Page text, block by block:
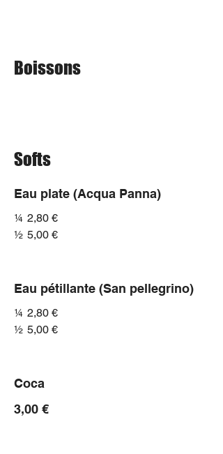
Boissons
Softs
Eau plate (Acqua Panna)
¼ 2,80 €
½ 5,00 €
Eau pétillante (San pellegrino)
¼ 2,80 €
½ 5,00 €
Coca
3,00 €